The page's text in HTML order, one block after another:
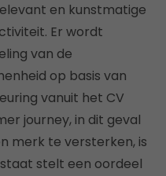
en kunstmatige
Er wordt
van de
op basis van
vanuit het CV
journey, in dit geval
merk te versterken, is
stelt een oordeel